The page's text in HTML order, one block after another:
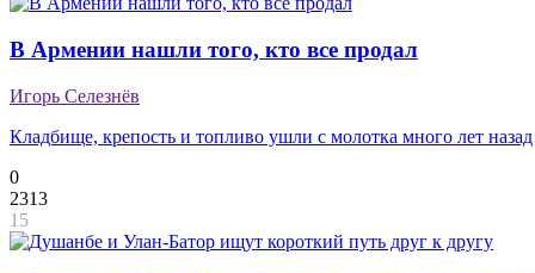
В Армении нашли того, кто все продал
Игорь Селезнёв
Кладбище, крепость и топливо ушли с молотка много лет назад
0
2313
15